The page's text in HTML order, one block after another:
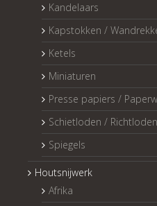
Kandelaars
Kapstokken /
Ketels
Miniaturen
Presse papiers /
Schietloden /
Spiegels
Houtsnijwerk
Afrika